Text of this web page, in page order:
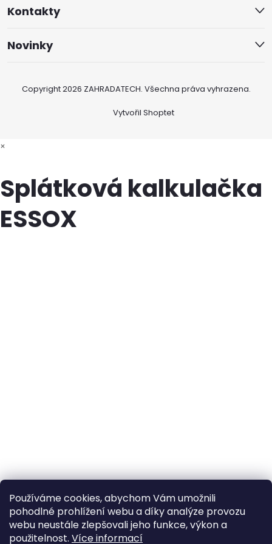
Používáme cookies, abychom Vám umožnili
pohodlné prohlížení webu a díky analýze provozu
webu neustále zlepšovali jeho funkce, výkon a
použitelnost. Více informací
Kontakty
Novinky
Vytvořil Shoptet
Copyright 2026 ZAHRADATECH. Všechna práva vyhrazena.
×
Splátková kalkulačka
ESSOX